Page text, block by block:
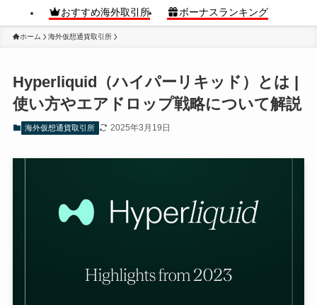
おすすめ海外取引所 ボーナスランキング
ホーム 海外仮想通貨取引所
Hyperliquid（ハイパーリキッド）とは |
使い方やエアドロップ戦略について解説
海外仮想通貨取引所 2025年3月19日